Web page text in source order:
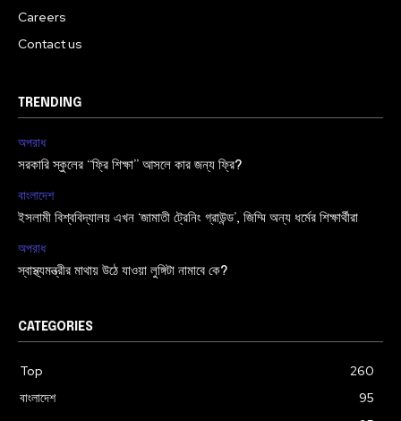
Careers
Contact us
TRENDING
অপরাধ
সরকারি স্কুলের “ফ্রি শিক্ষা” আসলে কার জন্য ফ্রি?
বাংলাদেশ
ইসলামী বিশ্ববিদ্যালয় এখন ‘জামাতী ট্রেনিং গ্রাউন্ড’, জিম্মি অন্য ধর্মের শিক্ষার্থীরা
অপরাধ
স্বাস্থ্যমন্ত্রীর মাথায় উঠে যাওয়া লুঙ্গিটা নামাবে কে?
CATEGORIES
Top
260
বাংলাদেশ
95